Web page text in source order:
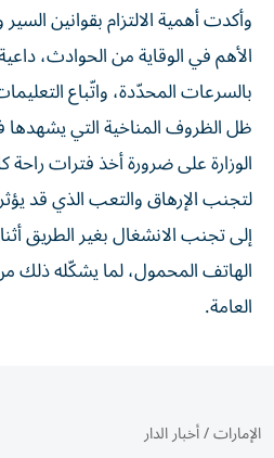
وأكدت أهمية الالتزام بقوانين السير
الأهم في الوقاية من الحوادث،
بالسرعات المحدّدة، واتّباع
ظل الظروف المناخية التي
الوزارة على ضرورة أخذ فترات راحة
لتجنب الإرهاق والتعب الذي قد
إلى تجنب الانشغال بغير الطريق
الهاتف المحمول، لما يشكّله ذلك
العامة.
الإمارات/أخبار الدار